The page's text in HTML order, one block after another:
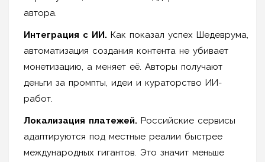
автора.
Интеграция с ИИ. Как показал успех Шедеврума,
автоматизация создания контента не убивает
монетизацию, а меняет её. Авторы получают
деньги за промпты, идеи и кураторство ИИ-
работ.
Локализация платежей. Российские сервисы
адаптируются под местные реалии быстрее
международных гигантов. Это значит меньше